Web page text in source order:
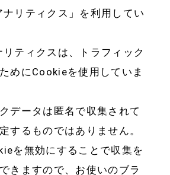
リ
事例紹介
アクセス
お問い合わせ
リティクス」を利用してい
ティクスは、トラフィック
めにCookieを使用していま
データは匿名で収集されて
するものではありません。
を無効にすることで収集を
きますので、お使いのブラ